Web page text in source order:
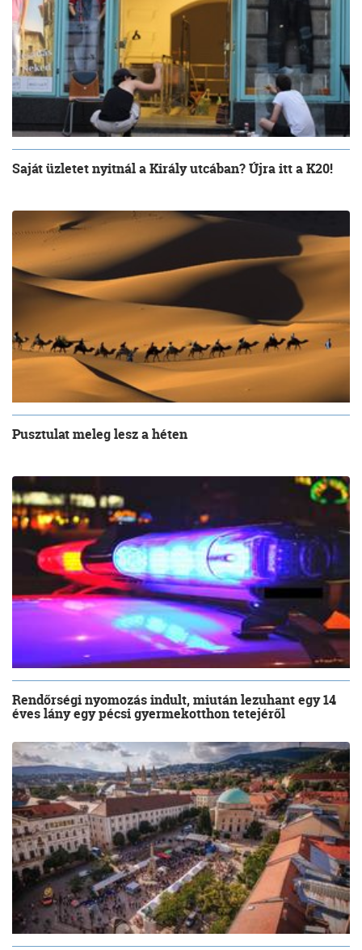
Saját üzletet nyitnál a Király utcában? Újra itt a K20!
Pusztulat meleg lesz a héten
Rendőrségi nyomozás indult, miután lezuhant egy 14
éves lány egy pécsi gyermekotthon tetejéről